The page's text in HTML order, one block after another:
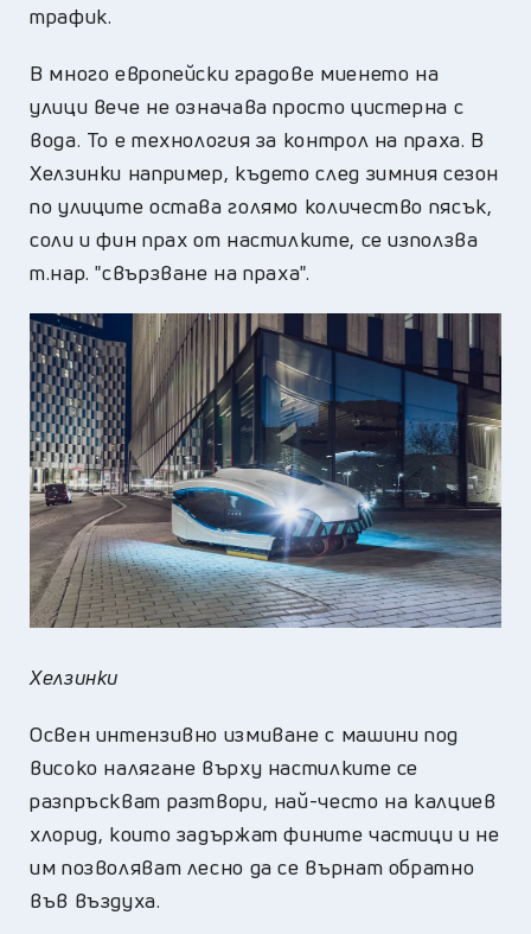
трафик.
В много европейски градове миенето на
улици вече не означава просто цистерна с
вода. То е технология за контрол на праха. В
Хелзинки например, където след зимния сезон
по улиците остава голямо количество пясък,
соли и фин прах от настилките, се използва
т.нар. "свързване на праха".
Хелзинки
Освен интензивно измиване с машини под
високо налягане върху настилките се
разпръскват разтвори, най-често на калциев
хлорид, които задържат фините частици и не
им позволяват лесно да се върнат обратно
във въздуха.